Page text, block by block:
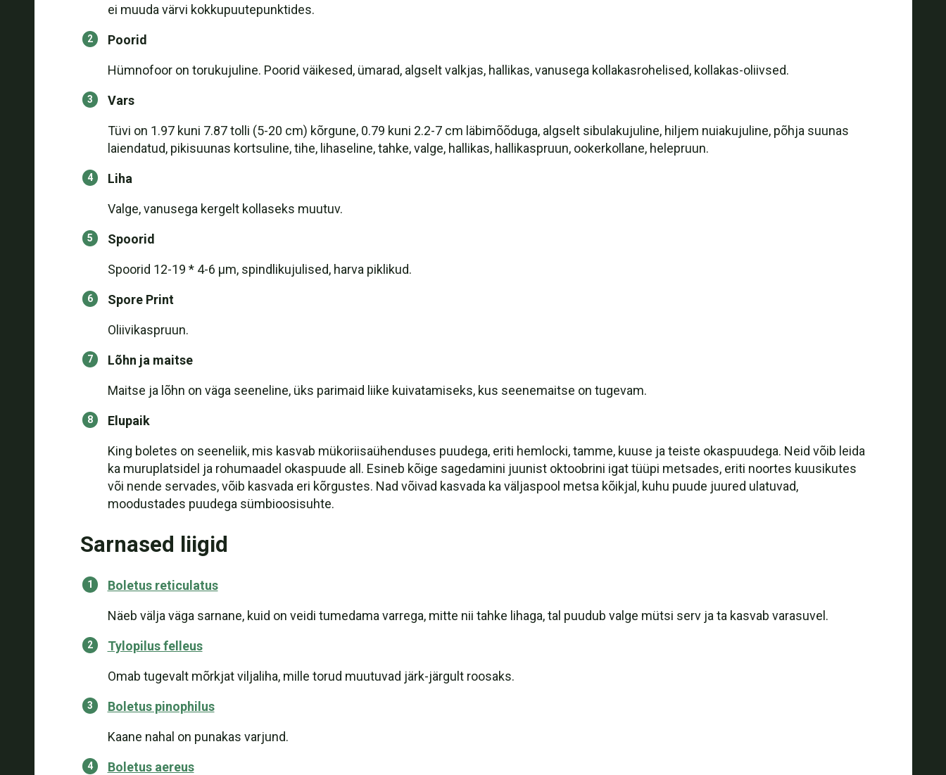
ei muuda värvi kokkupuutepunktides.
Poorid
Hümnofoor on torukujuline. Poorid väikesed, ümarad, algselt valkjas, hallikas, vanusega kollakasrohelised, kollakas-oliivsed.
Vars
Tüvi on 1.97 kuni 7.87 tolli (5-20 cm) kõrgune, 0.79 kuni 2.2-7 cm läbimõõduga, algselt sibulakujuline, hiljem nuiakujuline, põhja suunas
laiendatud, pikisuunas kortsuline, tihe, lihaseline, tahke, valge, hallikas, hallikaspruun, ookerkollane, helepruun.
Liha
Valge, vanusega kergelt kollaseks muutuv.
Spoorid
Spoorid 12-19 * 4-6 μm, spindlikujulised, harva piklikud.
Spore Print
Oliivikaspruun.
Lõhn ja maitse
Maitse ja lõhn on väga seeneline, üks parimaid liike kuivatamiseks, kus seenemaitse on tugevam.
Elupaik
King boletes on seeneliik, mis kasvab mükoriisaühenduses puudega, eriti hemlocki, tamme, kuuse ja teiste okaspuudega. Neid võib leida
ka muruplatsidel ja rohumaadel okaspuude all. Esineb kõige sagedamini juunist oktoobrini igat tüüpi metsades, eriti noortes kuusikutes
või nende servades, võib kasvada eri kõrgustes. Nad võivad kasvada ka väljaspool metsa kõikjal, kuhu puude juured ulatuvad,
moodustades puudega sümbioosisuhte.
Sarnased liigid
Boletus reticulatus
Näeb välja väga sarnane, kuid on veidi tumedama varrega, mitte nii tahke lihaga, tal puudub valge mütsi serv ja ta kasvab varasuvel.
Tylopilus felleus
Omab tugevalt mõrkjat viljaliha, mille torud muutuvad järk-järgult roosaks.
Boletus pinophilus
Kaane nahal on punakas varjund.
Boletus aereus